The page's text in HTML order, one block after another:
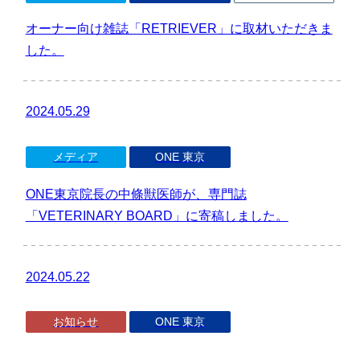
オーナー向け雑誌「RETRIEVER」に取材いただきま
した。
2024.05.29
メディア ONE 東京
ONE東京院長の中條獣医師が、専門誌
「VETERINARY BOARD」に寄稿しました。
2024.05.22
お知らせ ONE 東京